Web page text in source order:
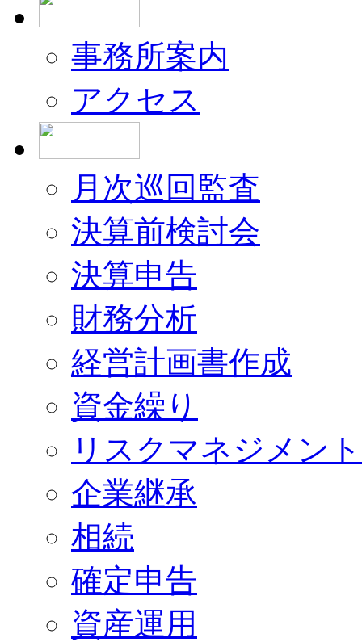
事務所案内
アクセス
月次巡回監査
決算前検討会
決算申告
財務分析
経営計画書作成
資金繰り
リスクマネジメント
企業継承
相続
確定申告
資産運用